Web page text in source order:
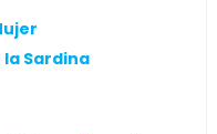
Sardina